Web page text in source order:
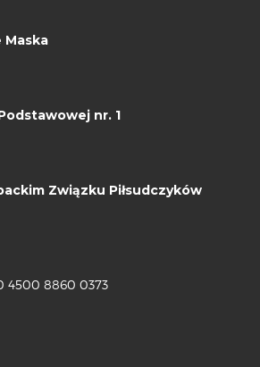
Maska
nr. 1
Związku Piłsudczyków
4500 8860 0373